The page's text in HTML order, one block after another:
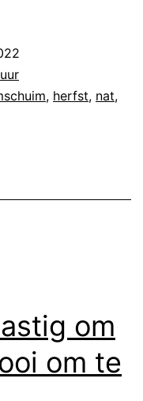
, herfst, nat,
om
om te